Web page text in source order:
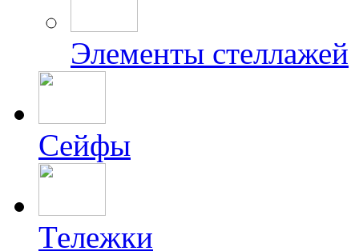
Элементы стеллажей
Сейфы
Тележки